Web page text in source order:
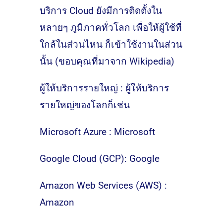
บริการ Cloud ยังมีการติดตั้งใน
หลายๆ ภูมิภาคทั่วโลก เพื่อให้ผู้ใช้ที่
ใกล้ในส่วนไหน ก็เข้าใช้งานในส่วน
นั้น (ขอบคุณที่มาจาก Wikipedia)
ผู้ให้บริการรายใหญ่ : ผู้ให้บริการ
รายใหญ่ของโลกก็เช่น
Microsoft Azure : Microsoft
Google Cloud (GCP): Google
Amazon Web Services (AWS) :
Amazon